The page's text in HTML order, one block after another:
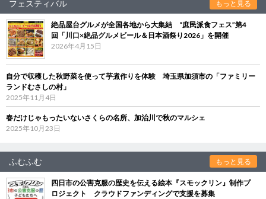
フェスティバル もっと見る
絶品屋台グルメが全国各地から大集結 “庶民派食フェス”第4
回「川口×絶品グルメビール＆日本酒祭り2026」を開催
2026年4月15日
自分で収穫した秋野菜を使って芋煮作りを体験 埼玉県加須市の「ファミリー
ランドむさしの村」
2025年11月4日
春だけじゃもったいないさくらの名所、加治川で秋のマルシェ
2025年10月23日
ふむふむ もっと見る
四日市の公害克服の歴史を伝える絵本『スモックリン』制作プ
ロジェクト クラウドファンディングで支援を募集